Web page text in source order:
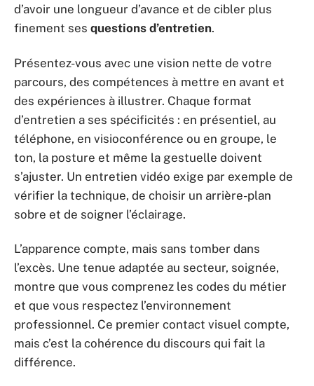
d’avoir une longueur d’avance et de cibler plus
finement ses questions d’entretien.
Présentez-vous avec une vision nette de votre
parcours, des compétences à mettre en avant et
des expériences à illustrer. Chaque format
d’entretien a ses spécificités : en présentiel, au
téléphone, en visioconférence ou en groupe, le
ton, la posture et même la gestuelle doivent
s’ajuster. Un entretien vidéo exige par exemple de
vérifier la technique, de choisir un arrière-plan
sobre et de soigner l’éclairage.
L’apparence compte, mais sans tomber dans
l’excès. Une tenue adaptée au secteur, soignée,
montre que vous comprenez les codes du métier
et que vous respectez l’environnement
professionnel. Ce premier contact visuel compte,
mais c’est la cohérence du discours qui fait la
différence.